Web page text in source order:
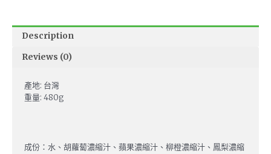
Description
Reviews (0)
產地: 台灣
重量: 480g
成份：水、胡蘿蔔濃縮汁、蘋果濃縮汁、柳橙濃縮汁、鳳梨濃縮